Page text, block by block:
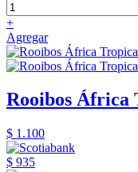
+
Agregar
Rooibos África
$ 1.100
$ 935